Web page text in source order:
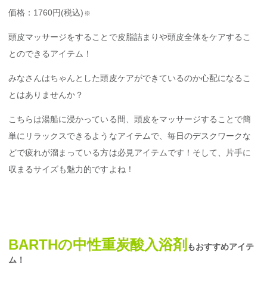
価格：1760円(税込) ※
頭皮マッサージをすることで皮脂詰まりや頭皮全体をケアするこ
とのできるアイテム！
みなさんはちゃんとした頭皮ケアができているのか心配になるこ
とはありませんか？
こちらは湯船に浸かっている間、頭皮をマッサージすることで簡
単にリラックスできるようなアイテムで、毎日のデスクワークな
どで疲れが溜まっている方は必見アイテムです！そして、片手に
収まるサイズも魅力的ですよね！
BARTHの中性重炭酸入浴剤 もおすすめアイテ
ム！